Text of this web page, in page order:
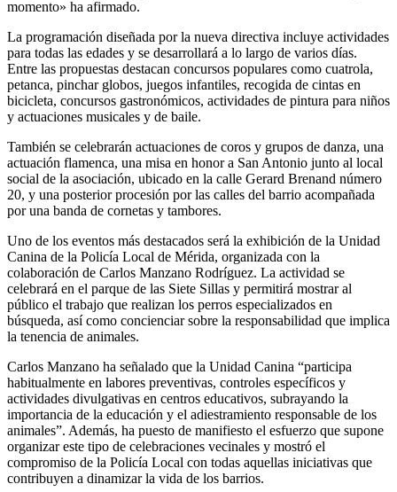
momento» ha afirmado.
La programación diseñada por la nueva directiva incluye actividades
para todas las edades y se desarrollará a lo largo de varios días.
Entre las propuestas destacan concursos populares como cuatrola,
petanca, pinchar globos, juegos infantiles, recogida de cintas en
bicicleta, concursos gastronómicos, actividades de pintura para niños
y actuaciones musicales y de baile.
También se celebrarán actuaciones de coros y grupos de danza, una
actuación flamenca, una misa en honor a San Antonio junto al local
social de la asociación, ubicado en la calle Gerard Brenand número
20, y una posterior procesión por las calles del barrio acompañada
por una banda de cornetas y tambores.
Uno de los eventos más destacados será la exhibición de la Unidad
Canina de la Policía Local de Mérida, organizada con la
colaboración de Carlos Manzano Rodríguez. La actividad se
celebrará en el parque de las Siete Sillas y permitirá mostrar al
público el trabajo que realizan los perros especializados en
búsqueda, así como concienciar sobre la responsabilidad que implica
la tenencia de animales.
Carlos Manzano ha señalado que la Unidad Canina “participa
habitualmente en labores preventivas, controles específicos y
actividades divulgativas en centros educativos, subrayando la
importancia de la educación y el adiestramiento responsable de los
animales”. Además, ha puesto de manifiesto el esfuerzo que supone
organizar este tipo de celebraciones vecinales y mostró el
compromiso de la Policía Local con todas aquellas iniciativas que
contribuyen a dinamizar la vida de los barrios.